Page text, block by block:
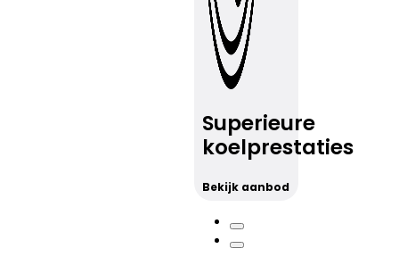
Superieure
koelprestaties
Bekijk aanbod